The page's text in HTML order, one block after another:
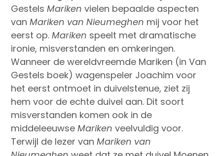
GestelsMariken vielen bepaalde aspecten
vanMariken van Nieumeghen mij voor het
eerst op.Mariken speelt met dramatische
ironie, misverstanden en omkeringen.
Wanneer de wereldvreemde Mariken (in Van
Gestels boek) wagenspeler Joachim voor
het eerst ontmoet in duivelstenue, ziet zij
hem voor de echte duivel aan. Dit soort
misverstanden komen ook in de
middeleeuwseMariken veelvuldig voor.
Terwijl de lezer vanMariken van